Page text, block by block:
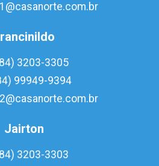
3203-3305
99949-9394
Jairton
3203-3303